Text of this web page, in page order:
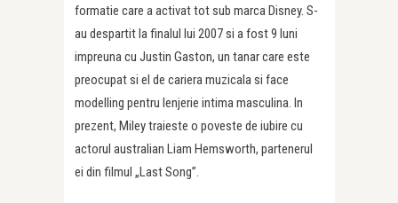
formatie care a activat tot sub marca Disney. S-
au despartit la finalul lui 2007 si a fost 9 luni
impreuna cu Justin Gaston, un tanar care este
preocupat si el de cariera muzicala si face
modelling pentru lenjerie intima masculina. In
prezent, Miley traieste o poveste de iubire cu
actorul australian Liam Hemsworth, partenerul
ei din filmul „Last Song”.